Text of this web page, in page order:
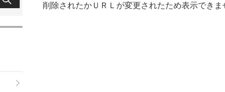
削除されたかＵＲＬが変更されたため表示できま